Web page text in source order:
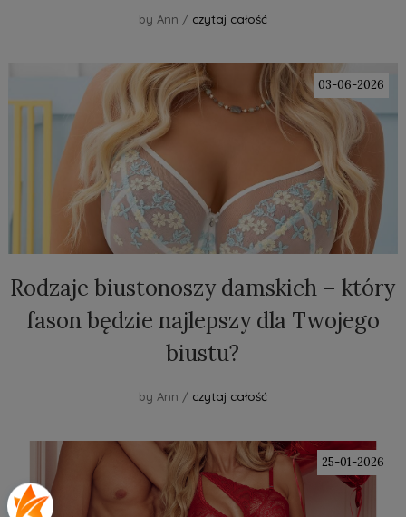
by Ann / czytaj całość
03-06-2026
Rodzaje biustonoszy damskich – który
fason będzie najlepszy dla Twojego
biustu?
by Ann / czytaj całość
25-01-2026